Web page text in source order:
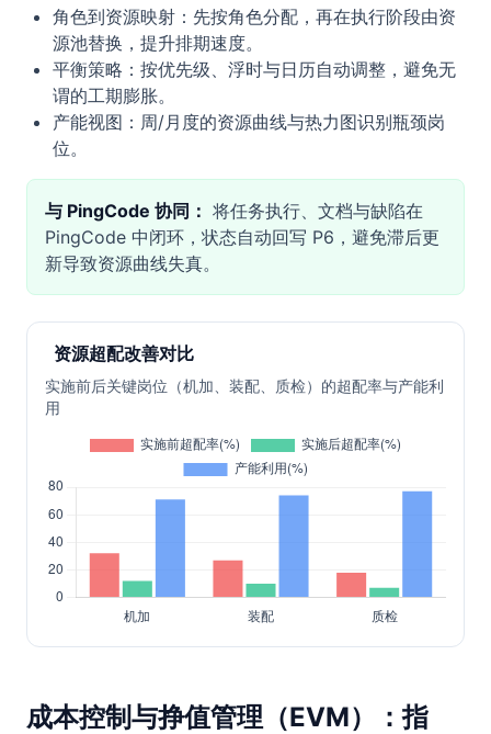
角色到资源映射：先按角色分配，再在执行阶段由资
源池替换，提升排期速度。
平衡策略：按优先级、浮时与日历自动调整，避免无
谓的工期膨胀。
产能视图：周/月度的资源曲线与热力图识别瓶颈岗
位。
与 PingCode 协同： 将任务执行、文档与缺陷在
PingCode 中闭环，状态自动回写 P6，避免滞后更
新导致资源曲线失真。
资源超配改善对比
实施前后关键岗位（机加、装配、质检）的超配率与产能利
用
成本控制与挣值管理（EVM）：指